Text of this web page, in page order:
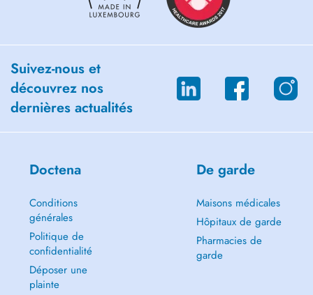
Suivez-nous et
découvrez nos
dernières actualités
Doctena
Conditions
générales
Politique de
confidentialité
Déposer une
plainte
De garde
Maisons médicales
Hôpitaux de garde
Pharmacies de
garde